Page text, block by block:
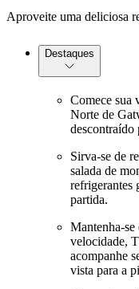
Aproveite uma deliciosa
Destaques
Comece sua
Norte de
descontraído
Sirva-se de
salada de
refrigerantes
partida.
Mantenha-
velocidade,
acompanhe
vista para a